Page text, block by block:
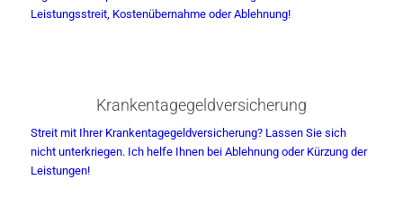
Leistungsstreit, Kostenübernahme oder Ablehnung!
Krankentagegeldversicherung
Streit mit Ihrer Krankentagegeldversicherung? Lassen Sie sich
nicht unterkriegen. Ich helfe Ihnen bei Ablehnung oder Kürzung der
Leistungen!